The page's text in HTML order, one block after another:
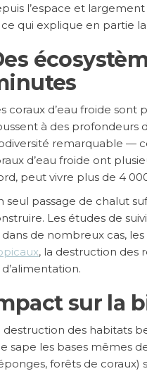
l’espace et
qui explique en partie
coraux d’eau froide sont
à des profondeurs
remarquable —
d’eau froide ont
peut vivre plus de 4
seul passage de chalut
Les études de
de nombreux cas,
, la destruction des
sur la
destruction des habitats
sape les bases mêmes
forêts de